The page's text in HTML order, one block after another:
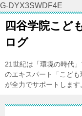
G-DYX3SWDF4E
四谷学院こど
ログ
21世紀は「環境の時代
のエキスパート「こど
が全力でサポートします